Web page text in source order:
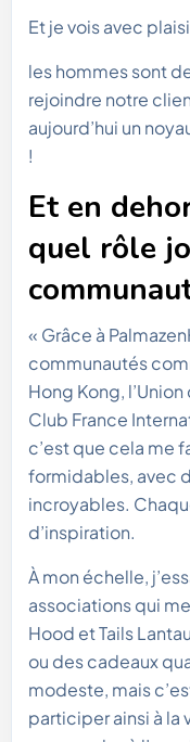
Et je vois avec
les hommes sont
rejoindre notre
aujourd’hui un
!
Et en
quel rôle
« Grâce à
communautés
Hong Kong,
Club France
c’est que cela me
formidables, avec
incroyables.
d’inspiration.
À mon échelle,
associations qui
Hood et Tails
ou des cadeaux
modeste, mais
participer ainsi à la